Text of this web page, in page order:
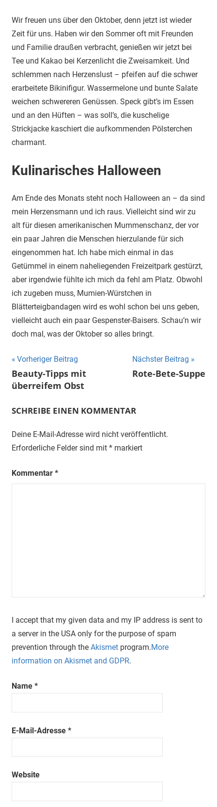
Wir freuen uns über den Oktober, denn jetzt ist wieder
Zeit für uns. Haben wir den Sommer oft mit Freunden
und Familie draußen verbracht, genießen wir jetzt bei
Tee und Kakao bei Kerzenlicht die Zweisamkeit. Und
schlemmen nach Herzenslust – pfeifen auf die schwer
erarbeitete Bikinifigur. Wassermelone und bunte Salate
weichen schwereren Genüssen. Speck gibt’s im Essen
und an den Hüften – was soll’s, die kuschelige
Strickjacke kaschiert die aufkommenden Pölsterchen
charmant.
Kulinarisches Halloween
Am Ende des Monats steht noch Halloween an – da sind
mein Herzensmann und ich raus. Vielleicht sind wir zu
alt für diesen amerikanischen Mummenschanz, der vor
ein paar Jahren die Menschen hierzulande für sich
eingenommen hat. Ich habe mich einmal in das
Getümmel in einem naheliegenden Freizeitpark gestürzt,
aber irgendwie fühlte ich mich da fehl am Platz. Obwohl
ich zugeben muss, Mumien-Würstchen in
Blätterteigbandagen wird es wohl schon bei uns geben,
vielleicht auch ein paar Gespenster-Baisers. Schau’n wir
doch mal, was der Oktober so alles bringt.
Beitragsnavigation
Vorheriger Beitrag
Beauty-Tipps mit
überreifem Obst
Nächster Beitrag
Rote-Bete-Suppe
SCHREIBE EINEN KOMMENTAR
Deine E-Mail-Adresse wird nicht veröffentlicht.
Erforderliche Felder sind mit * markiert
Kommentar *
I accept that my given data and my IP address is sent to
a server in the USA only for the purpose of spam
prevention through the Akismet program.More
information on Akismet and GDPR.
Name *
E-Mail-Adresse *
Website